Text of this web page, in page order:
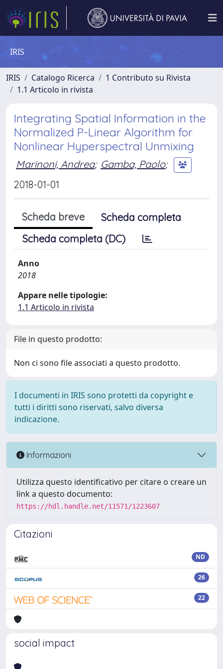
IRIS
IRIS Catalogo Ricerca
1 Contributo su Rivista
1.1 Articolo in rivista
Integrating Spatial Information in the
Normalized P-Linear Algorithm for
Nonlinear Hyperspectral Unmixing
Marinoni, Andrea; Gamba, Paolo;
2018-01-01
Scheda breve
Scheda completa
Scheda completa (DC)
Anno
2018
Appare nelle tipologie:
1.1 Articolo in rivista
File in questo prodotto:
Non ci sono file associati a questo prodotto.
I documenti in IRIS sono protetti da copyright e
tutti i diritti sono riservati, salvo diversa
indicazione.
Informazioni
Utilizza questo identificativo per citare o creare un
link a questo documento:
https://hdl.handle.net/11571/1223607
Citazioni
ND
26
22
social impact